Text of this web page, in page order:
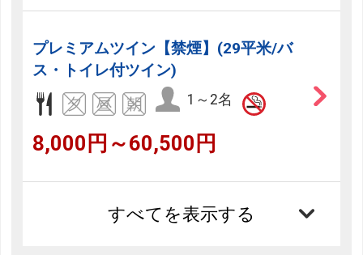
プレミアムツイン【禁煙】(29平米/バ
ス・トイレ付ツイン)
1～2名
8,000円～60,500円
すべてを表示する